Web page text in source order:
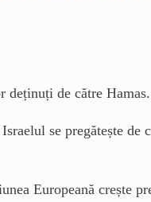
deținuți de către Hamas.
se pregătește
Europeană crește